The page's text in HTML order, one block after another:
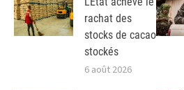
rachat des
stocks de cacao
stockés
6 août 2026